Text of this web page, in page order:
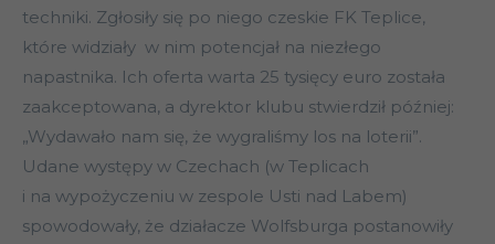
techniki. Zgłosiły się po niego czeskie FK Teplice,
które widziały w nim potencjał na niezłego
napastnika. Ich oferta warta 25 tysięcy euro została
zaakceptowana, a dyrektor klubu stwierdził później:
„Wydawało nam się, że wygraliśmy los na loterii”.
Udane występy w Czechach (w Teplicach
i na wypożyczeniu w zespole Usti nad Labem)
spowodowały, że działacze Wolfsburga postanowiły